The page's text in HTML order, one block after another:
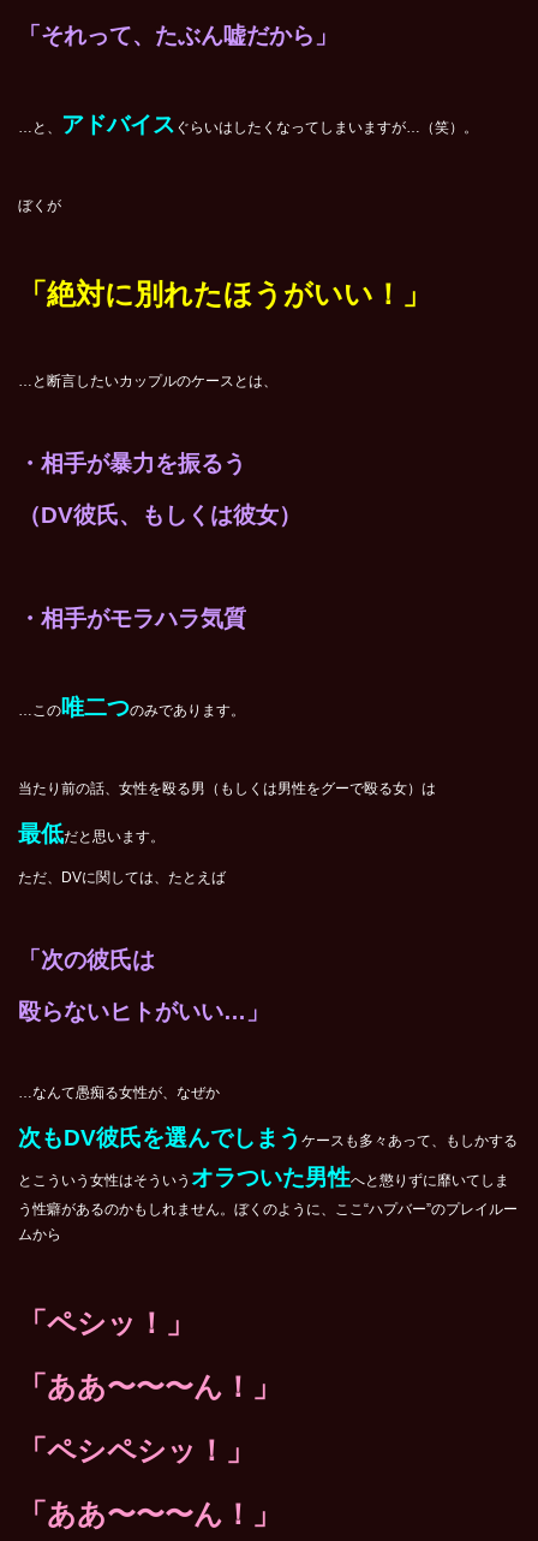
「それって、たぶん嘘だから」
…と、 アドバイス ぐらいはしたくなってしまいますが…（笑）。
ぼくが
「絶対に別れたほうがいい！」
…と断言したいカップルのケースとは、
・相手が暴力を振るう
（DV彼氏、もしくは彼女）
・相手がモラハラ気質
…この唯二つのみであります。
当たり前の話、女性を殴る男（もしくは男性をグーで殴る女）は
最低だと思います。
ただ、DVに関しては、たとえば
「次の彼氏は
殴らないヒトがいい…」
…なんて愚痴る女性が、なぜか
次もDV彼氏を選んでしまう ケースも多々あって、もしかする
とこういう女性はそういう オラついた男性へと懲りずに靡いてしま
う性癖があるのかもしれません。ぼくのように、ここ“ハプバー”のプレイルー
ムから
「ペシッ！」
「ああ〜〜〜ん！」
「ペシペシッ！」
「ああ〜〜〜ん！」